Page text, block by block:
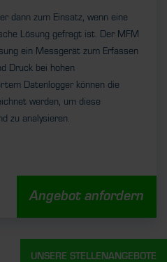
dann zum Einsatz, wenn eine
Lösung gefragt ist. Der MFM
ein Messgerät zum Erfassen
Druck bei hohen
Datenlogger können die
werden, um diese
zu analysieren.
Angebot anfordern
UNSERE STELLENANGEBOTE